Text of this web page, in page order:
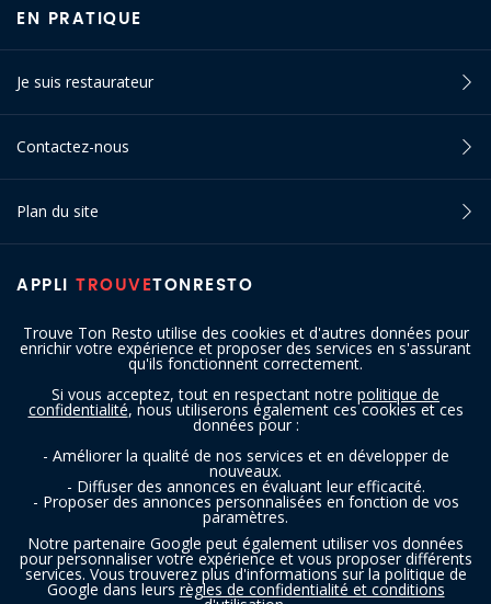
Trouve Ton Resto utilise des cookies et d'autres données pour
enrichir votre expérience et proposer des services en s'assurant
qu'ils fonctionnent correctement.
Si vous acceptez, tout en respectant notre politique de
confidentialité, nous utiliserons également ces cookies et ces
données pour :
- Améliorer la qualité de nos services et en développer de
nouveaux.
- Diffuser des annonces en évaluant leur efficacité.
- Proposer des annonces personnalisées en fonction de vos
paramètres.
Notre partenaire Google peut également utiliser vos données
pour personnaliser votre expérience et vous proposer différents
services. Vous trouverez plus d'informations sur la politique de
Google dans leurs règles de confidentialité et conditions
APPLI TROUVETONRESTO
EN PRATIQUE
Je suis restaurateur
Contactez-nous
Plan du site
SUIVEZ-NOUS
Copyright © 2016 - 2026 trouvetonresto.be ‐ Tous droits réservés | JDC